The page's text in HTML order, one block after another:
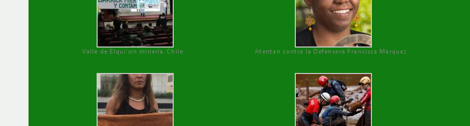
Valle de Elqui sin minería. Chile Atentan contra la Defensora Francisca Márquez